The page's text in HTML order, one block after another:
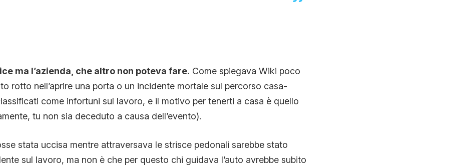
ma l’azienda, che altro non poteva fare. Come spiegava Wiki poco
rotto nell’aprire una porta o un incidente mortale sul percorso casa-
come infortuni sul lavoro, e il motivo per tenerti a casa è quello
tu non sia deceduto a causa dell’evento).
stata uccisa mentre attraversava le strisce pedonali sarebbe stato
sul lavoro, ma non è che per questo chi guidava l’auto avrebbe subito